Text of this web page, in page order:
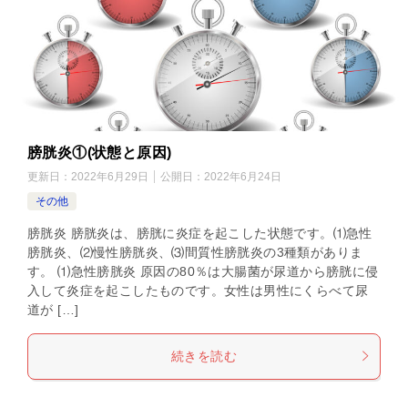
膀胱炎①(状態と原因)
更新日： 2022年6月29日 公開日： 2022年6月24日
その他
膀胱炎 膀胱炎は、膀胱に炎症を起こした状態です。⑴急性
膀胱炎、⑵慢性膀胱炎、⑶間質性膀胱炎の3種類がありま
す。 ⑴急性膀胱炎 原因の80％は大腸菌が尿道から膀胱に侵
入して炎症を起こしたものです。女性は男性にくらべて尿
道が […]
続きを読む